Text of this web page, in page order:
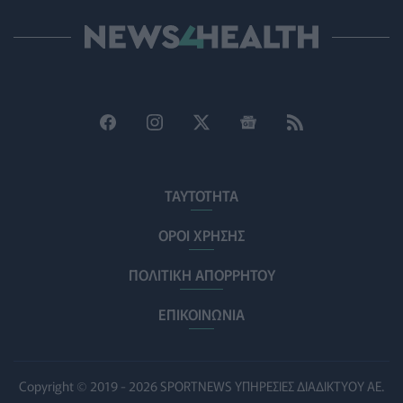
PET 07/08/2026 - 15:02
ΠΟΛΙΤΙΚΉ ΥΓΕΊΑΣ 07/08/2026 - 14:39
σοβαρής εγκεφαλικής κάκωσης
τον χρόνο για φάρμακα GLP-1 στους εργαζομένους
07/08/2026 - 13:00
παραθεριστές
ΥΓΕΊΑ 07/08/2026 - 11:57
ΤΑΥΤΟΤΗΤΑ
ΟΡΟΙ ΧΡΗΣΗΣ
ΠΟΛΙΤΙΚΗ ΑΠΟΡΡΗΤΟΥ
ΕΠΙΚΟΙΝΩΝΙΑ
Copyright © 2019 - 2026 SPORTNEWS ΥΠΗΡΕΣΙΕΣ ΔΙΑΔΙΚΤΥΟΥ ΑΕ.